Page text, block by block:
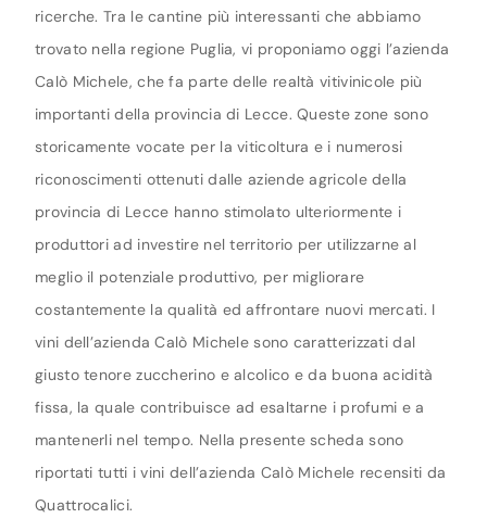
ricerche. Tra le cantine più interessanti che abbiamo
trovato nella regione Puglia, vi proponiamo oggi l’azienda
Calò Michele, che fa parte delle realtà vitivinicole più
importanti della provincia di Lecce. Queste zone sono
storicamente vocate per la viticoltura e i numerosi
riconoscimenti ottenuti dalle aziende agricole della
provincia di Lecce hanno stimolato ulteriormente i
produttori ad investire nel territorio per utilizzarne al
meglio il potenziale produttivo, per migliorare
costantemente la qualità ed affrontare nuovi mercati. I
vini dell’azienda Calò Michele sono caratterizzati dal
giusto tenore zuccherino e alcolico e da buona acidità
fissa, la quale contribuisce ad esaltarne i profumi e a
mantenerli nel tempo. Nella presente scheda sono
riportati tutti i vini dell’azienda Calò Michele recensiti da
Quattrocalici.